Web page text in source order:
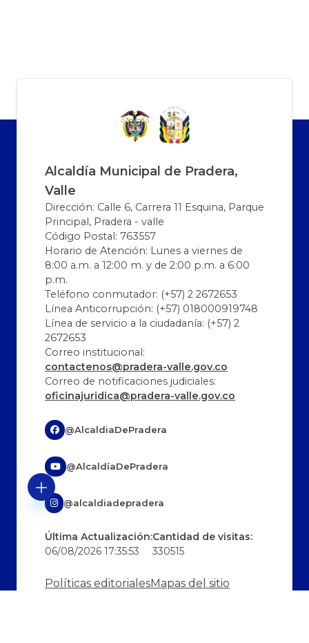
Alcaldía Municipal de Pradera,
Valle
Dirección: Calle 6, Carrera 11 Esquina, Parque
Principal, Pradera - valle
Código Postal: 763557
Horario de Atención: Lunes a viernes de
8:00 a.m. a 12:00 m. y de 2:00 p.m. a 6:00
p.m.
Teléfono conmutador: (+57) 2 2672653
Línea Anticorrupción: (+57) 018000919748
Línea de servicio a la ciudadanía: (+57) 2
2672653
Correo institucional:
contactenos@pradera-valle.gov.co
Correo de notificaciones judiciales:
oficinajuridica@pradera-valle.gov.co
@AlcaldiaDePradera
@AlcaldíaDePradera
@alcaldiadepradera
Última Actualización:
06/08/2026 17:35:53
Cantidad de visitas:
330515
Políticas editorialesMapas del sitio